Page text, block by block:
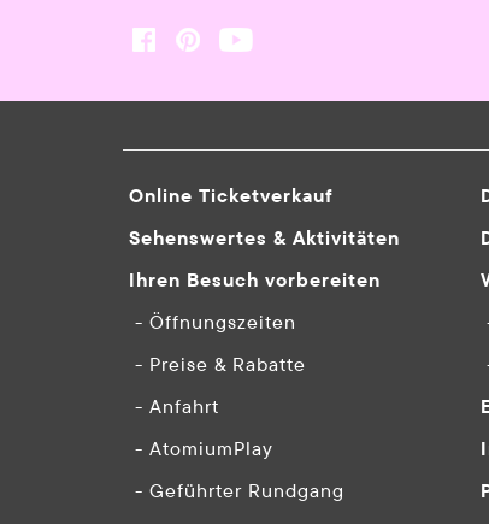
Online Ticketverkauf
Sehenswertes & Aktivitäten
Ihren Besuch vorbereiten
- Öffnungszeiten
- Preise & Rabatte
- Anfahrt
- AtomiumPlay
- Geführter Rundgang